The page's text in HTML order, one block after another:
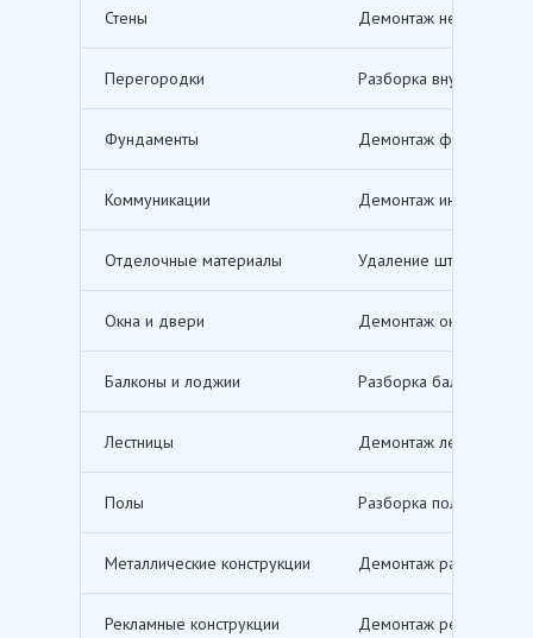
Стены Демонтаж несущих и
Перегородки Разборка внутренних
Фундаменты Демонтаж
Коммуникации Демонтаж инженерных
Отделочные материалы Удаление штукатурки,
Окна и двери Демонтаж оконных и
Балконы и лоджии Разборка балконов и
Лестницы Демонтаж лестничных
Полы Разборка полов,
Металлические конструкции Демонтаж различных
Рекламные конструкции Демонтаж рекламных